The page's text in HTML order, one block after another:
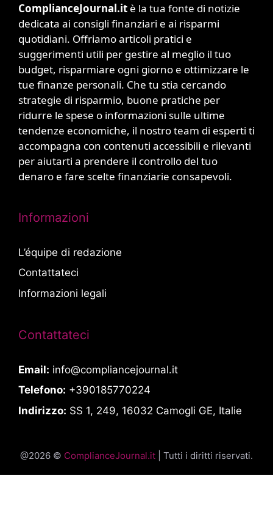
ComplianceJournal.it è la tua fonte di notizie
dedicata ai consigli finanziari e ai risparmi
quotidiani. Offriamo articoli pratici e
suggerimenti utili per gestire al meglio il tuo
budget, risparmiare ogni giorno e ottimizzare le
tue finanze personali. Che tu stia cercando
strategie di risparmio, buone pratiche per
ridurre le spese o informazioni sulle ultime
tendenze economiche, il nostro team di esperti ti
accompagna con contenuti accessibili e rilevanti
per aiutarti a prendere il controllo del tuo
denaro e fare scelte finanziarie consapevoli.
Informazioni
L’équipe di redazione
Contattateci
Informazioni legali
Contattateci
Email: info@compliancejournal.it
Telefono: +390185770224
Indirizzo: SS 1, 249, 16032 Camogli GE, Italie
@2026 © ComplianceJournal.it | Tutti i diritti riservati.